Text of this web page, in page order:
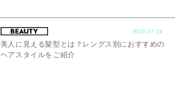
2019.07.24
美人に見える髪型とは？レングス別におすすめの
ヘアスタイルをご紹介